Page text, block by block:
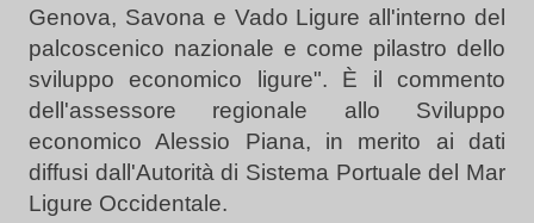
Genova, Savona e Vado Ligure all'interno del
palcoscenico nazionale e come pilastro dello
sviluppo economico ligure". È il commento
dell'assessore regionale allo Sviluppo
economico Alessio Piana, in merito ai dati
diffusi dall'Autorità di Sistema Portuale del Mar
Ligure Occidentale.